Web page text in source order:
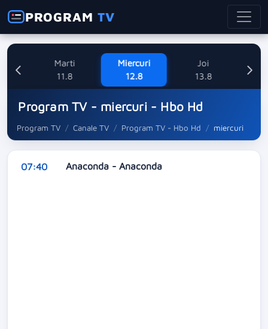
PROGRAMTV
Marti
11.8
Miercuri
12.8
Joi
13.8
Program TV - miercuri - Hbo Hd
Program TV Canale TV Program TV - Hbo Hd miercuri
07:40 Anaconda - Anaconda